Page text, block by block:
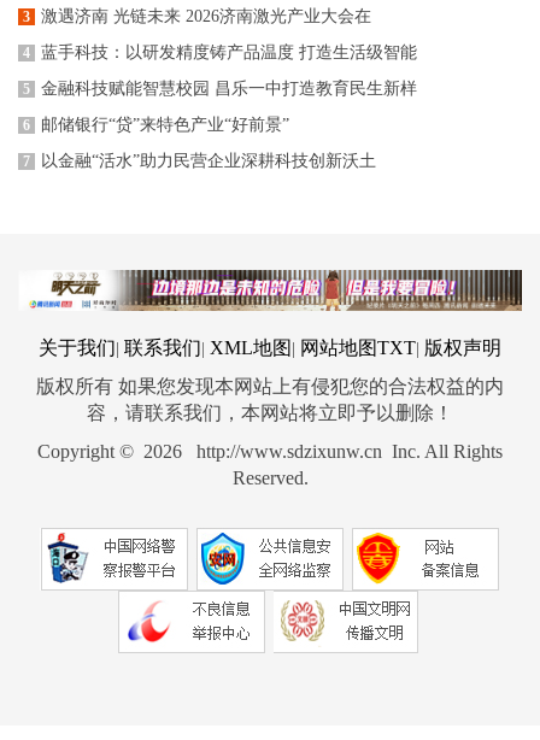
3 激遇济南 光链未来 2026济南激光产业大会在
4 蓝手科技：以研发精度铸产品温度 打造生活级智能
5 金融科技赋能智慧校园 昌乐一中打造教育民生新样
6 邮储银行“贷”来特色产业“好前景”
7 以金融“活水”助力民营企业深耕科技创新沃土
关于我们 联系我们 XML地图 网站地图TXT 版权声明
版权所有 如果您发现本网站上有侵犯您的合法权益的内
容，请联系我们，本网站将立即予以删除！
Copyright © 2026 http://www.sdzixunw.cn Inc. All Rights
Reserved.